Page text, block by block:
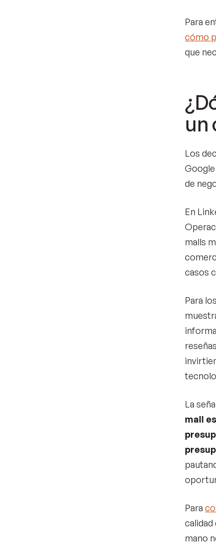
Para
cómo
que
un
Los
de
En
malls
casos
Para
La
mall
Para
calidad
mano